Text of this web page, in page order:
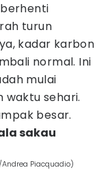
berhenti
turun
kadar karbon
normal. Ini
mulai
waktu sehari.
besar.
sakau
Piacquadio)